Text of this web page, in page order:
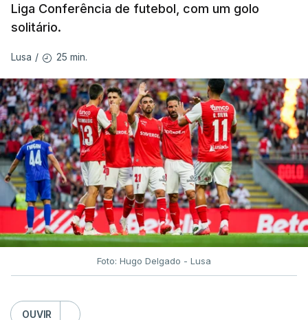
Liga Conferência de futebol, com um golo
solitário.
Lusa / 25 min.
Foto: Hugo Delgado - Lusa
OUVIR